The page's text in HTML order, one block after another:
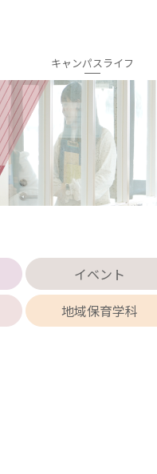
キャンパスライフ
イベント
地域保育学科